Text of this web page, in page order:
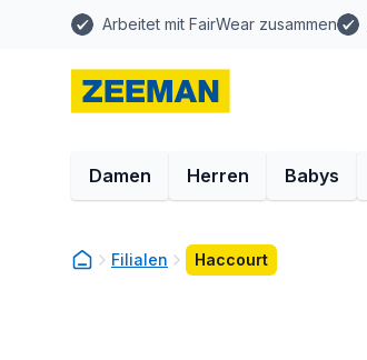
Arbeitet mit FairWear zusammen
Damen Herren Babys
Filialen Haccourt